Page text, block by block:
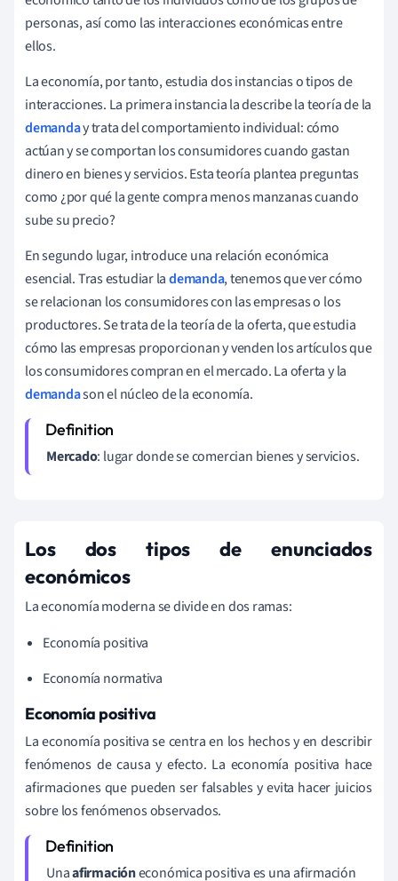
personas, así como las interacciones económicas entre
ellos.
La economía, por tanto, estudia dos instancias o tipos de
interacciones. La primera instancia la describe la teoría de la
demanday trata del comportamiento individual: cómo
actúan y se comportan los consumidores cuando gastan
dinero en bienes y servicios. Esta teoría plantea preguntas
como ¿por qué la gente compra menos manzanas cuando
sube su precio?
En segundo lugar, introduce una relación económica
esencial. Tras estudiar lademanda, tenemos que ver cómo
se relacionan los consumidores con las empresas o los
productores. Se trata de la teoría de la oferta, que estudia
cómo las empresas proporcionan y venden los artículos que
los consumidores compran en el mercado. La oferta y la
demandason el núcleo de la economía.
Mercado: lugar donde se comercian bienes y servicios.
Los dos tipos de enunciados
económicos
La economía moderna se divide en dos ramas:
Economía positiva
Economía normativa
Economía positiva
La economía positiva se centra en los hechos y en describir
fenómenos de causa y efecto. La economía positiva hace
afirmaciones que pueden ser falsables y evita hacer juicios
sobre los fenómenos observados.
Unaafirmacióneconómica positiva es una afirmación